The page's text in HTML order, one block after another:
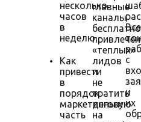
несколько
часов
в
неделю.
Как
привести
в
порядок
маркетинговую
часть
главные
каналы
«теплых»
лидов
и
не
тратить
деньги
на
Все
с
и
их